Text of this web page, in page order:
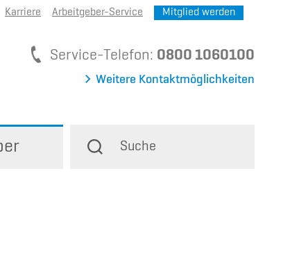
Karriere Arbeitgeber-Service Mitglied werden
Service-Telefon: Service-Telefon
0800 1060100
Weitere Kontaktmöglichkeiten
Suche